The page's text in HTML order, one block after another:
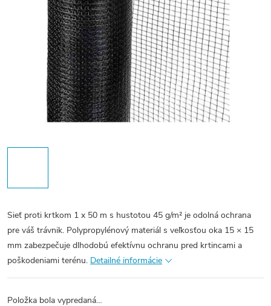
Sieť proti krtkom 1 x 50 m s hustotou 45 g/m² je odolná ochrana
pre váš trávnik. Polypropylénový materiál s veľkosťou oka 15 × 15
mm zabezpečuje dlhodobú efektívnu ochranu pred krtincami a
poškodeniami terénu. Detailné informácie
Položka bola vypredaná…